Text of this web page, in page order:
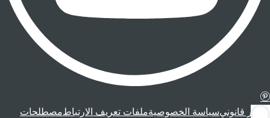
إشعار قانونيسياسة الخصوصيةملفات تعريف الارتباطمصطلحات